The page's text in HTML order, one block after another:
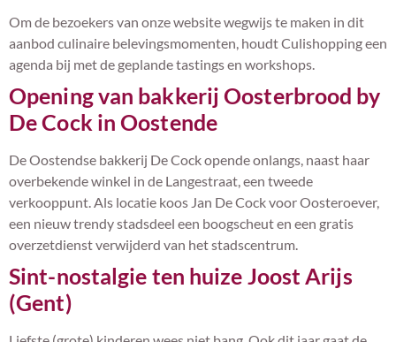
Om de bezoekers van onze website wegwijs te maken in dit
aanbod culinaire belevingsmomenten, houdt Culishopping een
agenda bij met de geplande tastings en workshops.
Opening van bakkerij Oosterbrood by
De Cock in Oostende
De Oostendse bakkerij De Cock opende onlangs, naast haar
overbekende winkel in de Langestraat, een tweede
verkooppunt. Als locatie koos Jan De Cock voor Oosteroever,
een nieuw trendy stadsdeel een boogscheut en een gratis
overzetdienst verwijderd van het stadscentrum.
Sint-nostalgie ten huize Joost Arijs
(Gent)